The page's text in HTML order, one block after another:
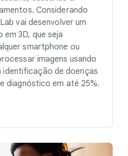
Considerando
vai desenvolver um
3D, que seja
smartphone ou
imagens usando
identificação de doenças
diagnóstico em até 25%.